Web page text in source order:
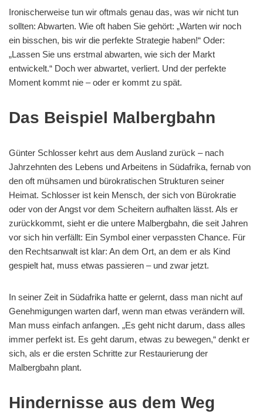
Ironischerweise tun wir oftmals genau das, was wir nicht tun
sollten: Abwarten. Wie oft haben Sie gehört: „Warten wir noch
ein bisschen, bis wir die perfekte Strategie haben!“ Oder:
„Lassen Sie uns erstmal abwarten, wie sich der Markt
entwickelt.“ Doch wer abwartet, verliert. Und der perfekte
Moment kommt nie – oder er kommt zu spät.
Das Beispiel Malbergbahn
Günter Schlosser kehrt aus dem Ausland zurück – nach
Jahrzehnten des Lebens und Arbeitens in Südafrika, fernab von
den oft mühsamen und bürokratischen Strukturen seiner
Heimat. Schlosser ist kein Mensch, der sich von Bürokratie
oder von der Angst vor dem Scheitern aufhalten lässt. Als er
zurückkommt, sieht er die untere Malbergbahn, die seit Jahren
vor sich hin verfällt: Ein Symbol einer verpassten Chance. Für
den Rechtsanwalt ist klar: An dem Ort, an dem er als Kind
gespielt hat, muss etwas passieren – und zwar jetzt.
In seiner Zeit in Südafrika hatte er gelernt, dass man nicht auf
Genehmigungen warten darf, wenn man etwas verändern will.
Man muss einfach anfangen. „Es geht nicht darum, dass alles
immer perfekt ist. Es geht darum, etwas zu bewegen,“ denkt er
sich, als er die ersten Schritte zur Restaurierung der
Malbergbahn plant.
Hindernisse aus dem Weg